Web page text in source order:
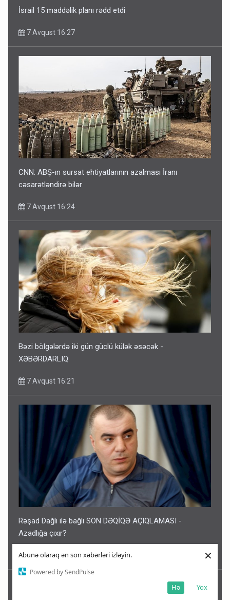
Abunə olaraq ən son xəbərləri izləyin.
Powered by SendPulse
Yox
Hə
×
İsrail 15 maddəlik planı rədd etdi
7 Avqust 16:27
CNN: ABŞ-ın sursat ehtiyatlarının azalması İranı
cəsarətləndirə bilər
7 Avqust 16:24
Bəzi bölgələrdə iki gün güclü külək əsəcək -
XƏBƏRDARLIQ
7 Avqust 16:21
Rəşad Dağlı ilə bağlı SON DƏQİQƏ AÇIQLAMASI -
Azadlığa çıxır?
7 Avqust 16:13